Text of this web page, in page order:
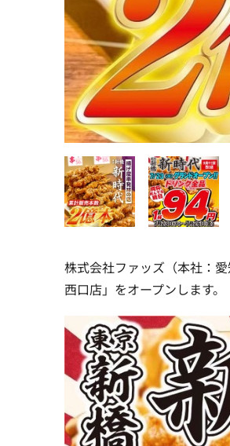
株式会社ファッズ（本社：
西口店」をオープンします。